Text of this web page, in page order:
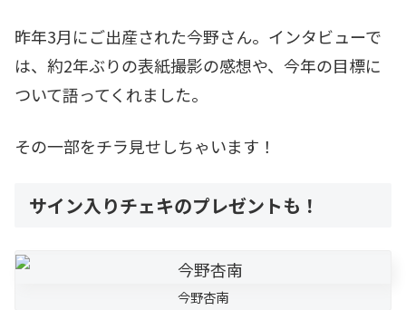
昨年3月にご出産された今野さん。インタビューで
は、約2年ぶりの表紙撮影の感想や、今年の目標に
ついて語ってくれました。
その一部をチラ見せしちゃいます！
サイン入りチェキのプレゼントも！
今野杏南